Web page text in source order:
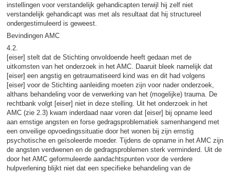
instellingen voor verstandelijk gehandicapten terwijl hij zelf niet
verstandelijk gehandicapt was met als resultaat dat hij structureel
ondergestimuleerd is geweest.
Bevindingen AMC
4.2.
[eiser] stelt dat de Stichting onvoldoende heeft gedaan met de
uitkomsten van het onderzoek in het AMC. Daaruit bleek namelijk dat
[eiser] een angstig en getraumatiseerd kind was en dit had volgens
[eiser] voor de Stichting aanleiding moeten zijn voor nader onderzoek,
althans behandeling voor de verwerking van het (mogelijke) trauma. De
rechtbank volgt [eiser] niet in deze stelling. Uit het onderzoek in het
AMC (zie 2.3) kwam inderdaad naar voren dat [eiser] bij opname leed
aan ernstige angsten en forse gedragsproblematiek samenhangend met
een onveilige opvoedingssituatie door het wonen bij zijn ernstig
psychotische en geïsoleerde moeder. Tijdens de opname in het AMC zijn
de angsten verdwenen en de gedragsproblemen sterk verminderd. Uit de
door het AMC geformuleerde aandachtspunten voor de verdere
hulpverlening blijkt niet dat een specifieke behandeling van de